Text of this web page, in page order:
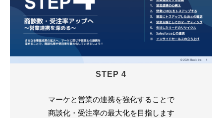
STEP 4
マーケと営業の連携を強化することで
商談化・受注率の最大化を目指します